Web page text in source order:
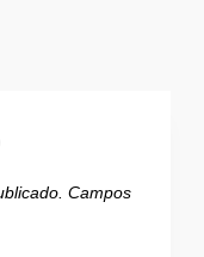
Campos